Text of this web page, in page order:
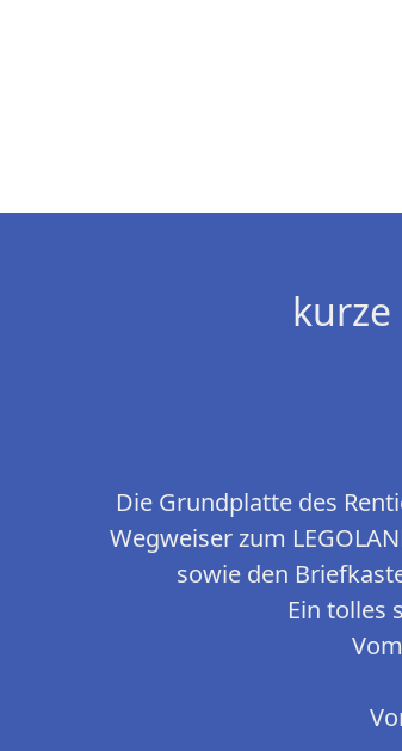
Die Grundplatte des
Wegweiser zum
sowie den
Ein tolles